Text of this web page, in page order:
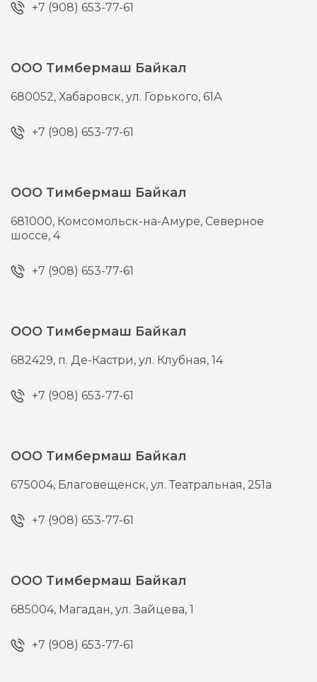
+7 (908) 653-77-61
ООО Тимбермаш Байкал
680052,Хабаровск,ул. Горького, 61А
+7 (908) 653-77-61
ООО Тимбермаш Байкал
681000, Комсомольск-на-Амуре, Северное
шоссе, 4
+7 (908) 653-77-61
ООО Тимбермаш Байкал
682429, п. Де-Кастри,ул. Клубная, 14
+7 (908) 653-77-61
ООО Тимбермаш Байкал
675004, Благовещенск,ул. Театральная, 251а
+7 (908) 653-77-61
ООО Тимбермаш Байкал
685004, Магадан,ул. Зайцева, 1
+7 (908) 653-77-61